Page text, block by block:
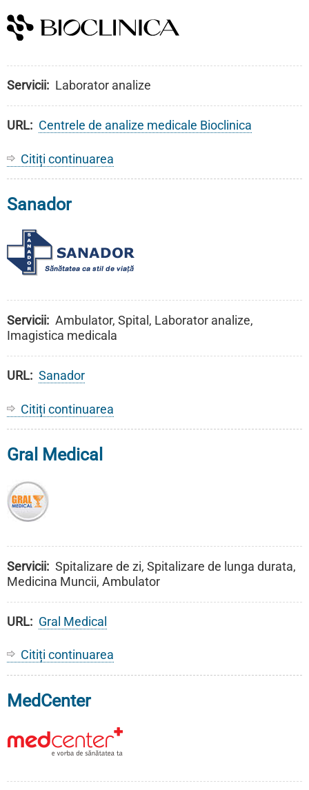
Servicii Laborator analize
URL Centrele de analize medicale Bioclinica
Citiți continuarea
Sanador
Servicii
Ambulator, Spital, Laborator analize,
Imagistica medicala
URL Sanador
Citiți continuarea
Gral Medical
Servicii
Spitalizare de zi, Spitalizare de lunga durata,
Medicina Muncii, Ambulator
URL Gral Medical
Citiți continuarea
MedCenter